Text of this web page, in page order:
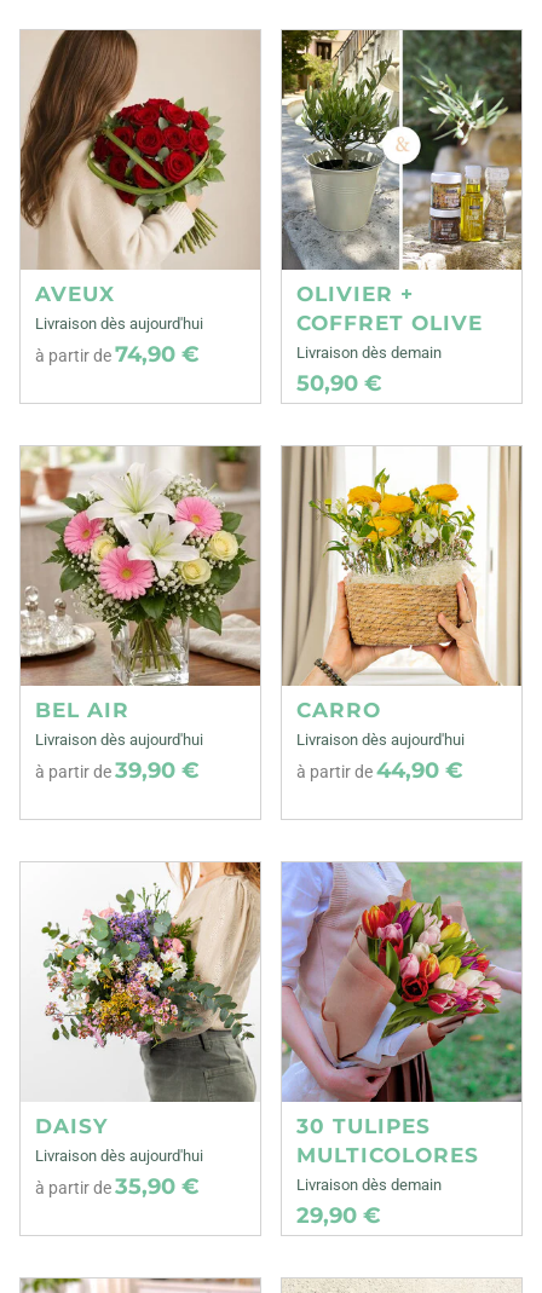
AVEUX
Livraison dès aujourd'hui
à partir de74,90 €
OLIVIER +
COFFRET OLIVE
Livraison dès demain
50,90 €
BEL AIR
Livraison dès aujourd'hui
à partir de39,90 €
CARRO
Livraison dès aujourd'hui
à partir de44,90 €
DAISY
Livraison dès aujourd'hui
à partir de35,90 €
30 TULIPES
MULTICOLORES
Livraison dès demain
29,90 €